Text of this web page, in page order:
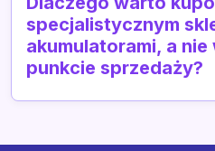
specjalistycznym
akumulatorami, a
punkcie sprzedaży?